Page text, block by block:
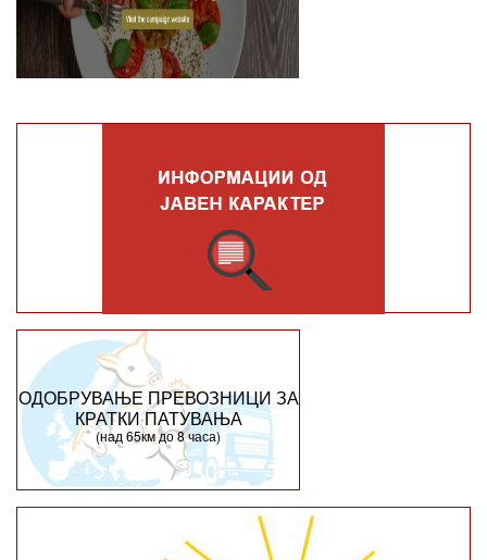
ОДОБРУВАЊЕ ПРЕВОЗНИЦИ ЗА
КРАТКИ ПАТУВАЊА
(над 65км до 8 часа)